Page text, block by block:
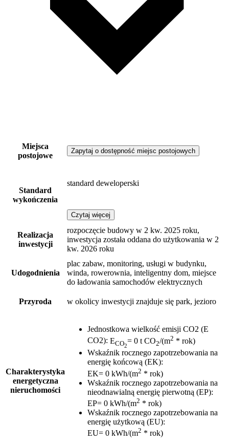
Miejsca
postojowe
Zapytaj o dostępność miejsc postojowych
Standard
wykończenia
standard deweloperski
Czytaj więcej
Realizacja
inwestycji
rozpoczęcie budowy w 2 kw. 2025 roku,
inwestycja została oddana do użytkowania w 2
kw. 2026 roku
Udogodnienia
plac zabaw, monitoring, usługi w budynku,
winda, rowerownia, inteligentny dom, miejsce
do ładowania samochodów elektrycznych
Przyroda w okolicy inwestycji znajduje się park, jezioro
Charakterystyka
energetyczna
nieruchomości
Jednostkowa wielkość emisji CO2 (E
CO2): ECO2
= 0 t CO2/(m2 * rok)
Wskaźnik rocznego zapotrzebowania na
energię końcową (EK):
EK= 0 kWh/(m2 * rok)
Wskaźnik rocznego zapotrzebowania na
nieodnawialną energię pierwotną (EP):
EP= 0 kWh/(m2 * rok)
Wskaźnik rocznego zapotrzebowania na
energię użytkową (EU):
EU= 0 kWh/(m2 * rok)